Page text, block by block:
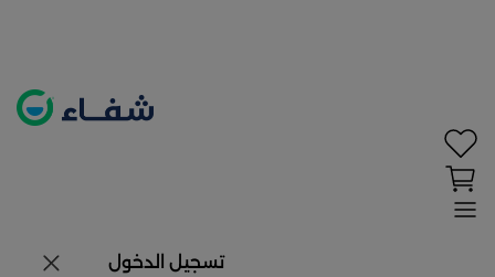
تسجيل الدخول